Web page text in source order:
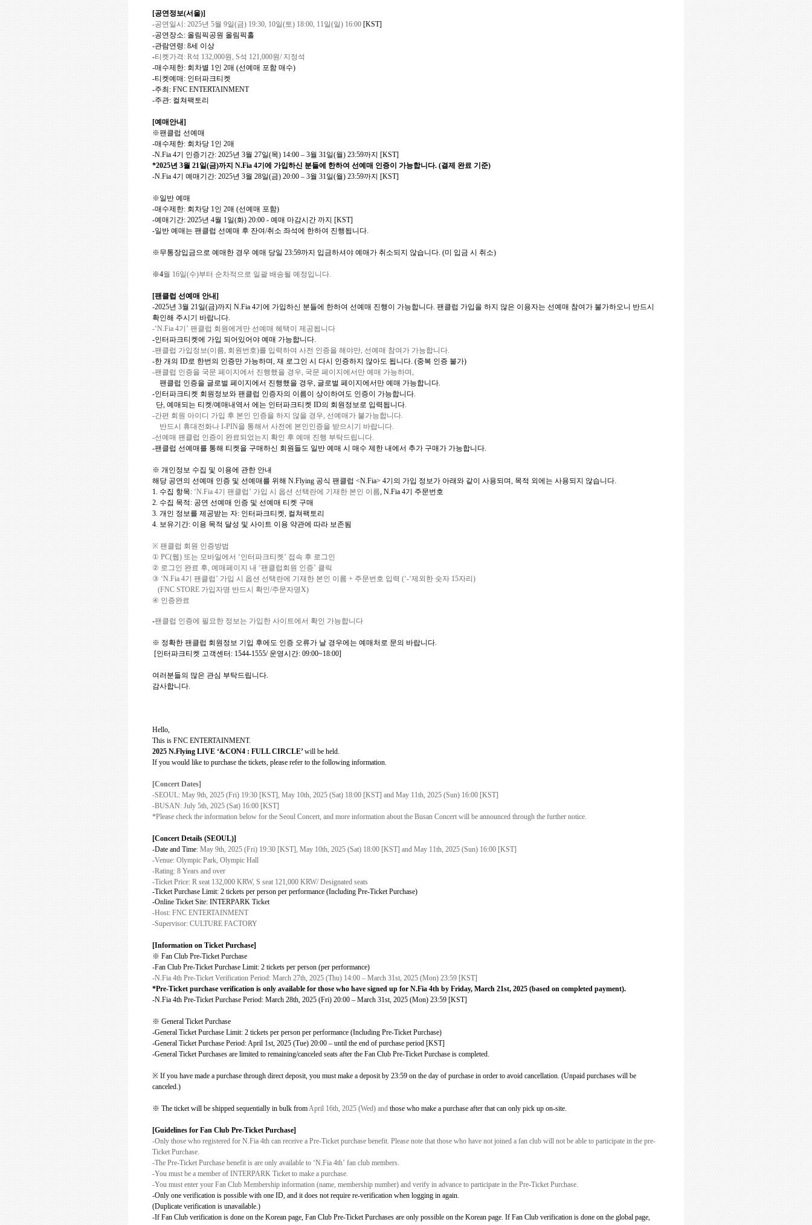
[공연정보(서울)]
-공연일시 : 2025년 5월 9일 (금) 19:30, 10일 (토) 18:00, 11일 (일 ) 16:00 [KST]
-공연장소: 올림픽공원 올림픽홀
-관람연령: 8세 이상
-티켓가격 : R석 132,000원, S석 121,000원/ 지정석
-매수제한: 회차별 1인 2매 (선예매 포함 매수)
-티켓예매 : 인터파크티켓
-주최 : FNC ENTERTAINMENT
-주관: 컬쳐팩토리
[예매안내]
※팬클럽 선예매
-매수제한: 회차당 1인 2매
-N.Fia 4기 인증기간: 2025년 3월 27일(목) 14:00 – 3월 31일(월) 23:59까지 [KST]
*2025년 3월 21일(금)까지 N.Fia 4기에 가입하신 분들에 한하여 선예매 인증이 가능합니다. (결제 완료 기준)
-N.Fia 4기 예매기간: 2025년 3월 28일(금) 20:00 – 3월 31일(월) 23:59까지 [KST]
※일반 예매
-매수제한: 회차당 1인 2매 (선예매 포함)
-예매기간: 2025년 4월 1일(화) 20:00 - 예매 마감시간 까지 [KST]
-일반 예매는 팬클럽 선예매 후 잔여/취소 좌석에 한하여 진행됩니다.
※무통장입금으로 예매한 경우 예매 당일 23:59까지 입금하셔야 예매가 취소되지 않습니다. (미 입금 시 취소)
※4월 16일 (수)부터 순차적으로 일괄 배송될 예정입니다.
[팬클럽 선예매 안내]
-2025년 3월 21일(금)까지 N.Fia 4기에 가입하신 분들에 한하여 선예매 진행이 가능합니다. 팬클럽 가입을 하지 않은 이용자는 선예매 참여가 불가하오니 반드시
확인해 주시기 바랍니다.
-‘N.Fia 4기 ’ 팬클럽 회원에게만 선예매 혜택이 제공됩니다
-인터파크티켓에 가입 되어있어야 예매 가능합니다.
-팬클럽 가입정보(이름, 회원번호)를 입력하여 사전 인증을 해야만, 선예매 참여가 가능합니다.
-한 개의 ID로 한번의 인증만 가능하며, 재 로그인 시 다시 인증하지 않아도 됩니다. (중복 인증 불가)
-팬클럽 인증을 국문 페이지에서 진행했을 경우, 국문 페이지에서만 예매 가능하며,
팬클럽 인증을 글로벌 페이지에서 진행했을 경우, 글로벌 페이지에서만 예매 가능합니다.
-인터파크티켓 회원정보와 팬클럽 인증자의 이름이 상이하여도 인증이 가능합니다.
단, 예매되는 티켓/예매내역서 에는 인터파크티켓 ID의 회원정보로 입력됩니다.
-간편 회원 아이디 가입 후 본인 인증을 하지 않을 경우, 선예매가 불가능합니다.
반드시 휴대전화나 I-PIN을 통해서 사전에 본인인증을 받으시기 바랍니다.
-선예매 팬클럽 인증이 완료되었는지 확인 후 예매 진행 부탁드립니다.
-팬클럽 선예매를 통해 티켓을 구매하신 회원들도 일반 예매 시 매수 제한 내에서 추가 구매가 가능합니다.
※ 개인정보 수집 및 이용에 관한 안내
해당 공연의 선예매 인증 및 선예매를 위해 N.Flying 공식 팬클럽 <N.Fia> 4기의 가입 정보가 아래와 같이 사용되며, 목적 외에는 사용되지 않습니다.
1. 수집 항목: ‘N.Fia 4기 팬클럽 ’ 가입 시 옵션 선택란에 기재한 본인 이름, N.Fia 4기 주문번호
2. 수집 목적 : 공연 선예매 인증 및 선예매 티켓 구매
3. 개인 정보를 제공받는 자: 인터파크티켓, 컬쳐팩토리
4. 보유기간: 이용 목적 달성 및 사이트 이용 약관에 따라 보존됨
※ 팬클럽 회원 인증방법
① PC(웹) 또는 모바일에서 ‘인터파크티켓’ 접속 후 로그인
② 로그인 완료 후, 예매페이지 내 ‘팬클럽회원 인증’ 클릭
③ ‘N.Fia 4기 팬클럽 ’ 가입 시 옵션 선택란에 기재한 본인 이름 + 주문번호 입력 (‘-‘제외한 숫자 15자리 )
(FNC STORE 가입자명 반드시 확인/주문자명X)
④ 인증완료
-팬클럽 인증에 필요한 정보는 가입한 사이트에서 확인 가능합니다
※ 정확한 팬클럽 회원정보 기입 후에도 인증 오류가 날 경우에는 예매처로 문의 바랍니다.
[인터파크티켓 고객센터 : 1544-1555/ 운영시간: 09:00~18:00]
여러분들의 많은 관심 부탁드립니다.
감사합니다.
Hello,
This is FNC ENTERTAINMENT.
2025 N.Flying LIVE ‘&CON4 : FULL CIRCLE’ will be held.
If you would like to purchase the tickets, please refer to the following information.
[Concert Dates]
-SEOUL: May 9th, 2025 (Fri) 19:30 [KST], May 10th, 2025 (Sat) 18:00 [KST] and May 11th, 2025 (Sun) 16:00 [KST]
-BUSAN: July 5th, 2025 (Sat) 16:00 [KST]
*Please check the information below for the Seoul Concert, and more information about the Busan Concert will be announced through the further notice.
[Concert Details (SEOUL)]
-Date and Time: May 9th, 2025 (Fri) 19:30 [KST], May 10th, 2025 (Sat) 18:00 [KST] and May 11th, 2025 (Sun) 16:00 [KST]
-Venue: Olympic Park, Olympic Hall
-Rating: 8 Years and over
-Ticket Price: R seat 132,000 KRW, S seat 121,000 KRW/ Designated seats
-Ticket Purchase Limit: 2 tickets per person per performance (Including Pre-Ticket Purchase)
-Online Ticket Site: INTERPARK Ticket
-Host: FNC ENTERTAINMENT
-Supervisor: CULTURE FACTORY
[Information on Ticket Purchase]
※ Fan Club Pre-Ticket Purchase
-Fan Club Pre-Ticket Purchase Limit: 2 tickets per person (per performance)
-N.Fia 4th Pre-Ticket Verification Period: March 27th, 2025 (Thu) 14:00 – March 31st, 2025 (Mon) 23:59 [KST]
*Pre-Ticket purchase verification is only available for those who have signed up for N.Fia 4th by Friday, March 21st, 2025 (based on completed payment).
-N.Fia 4th Pre-Ticket Purchase Period: March 28th, 2025 (Fri) 20:00 – March 31st, 2025 (Mon) 23:59 [KST]
※ General Ticket Purchase
-General Ticket Purchase Limit: 2 tickets per person per performance (Including Pre-Ticket Purchase)
-General Ticket Purchase Period: April 1st, 2025 (Tue) 20:00 – until the end of purchase period [KST]
-General Ticket Purchases are limited to remaining/canceled seats after the Fan Club Pre-Ticket Purchase is completed.
※ If you have made a purchase through direct deposit, you must make a deposit by 23:59 on the day of purchase in order to avoid cancellation. (Unpaid purchases will be
canceled.)
※ The ticket will be shipped sequentially in bulk fromApril 16th, 2025 (Wed) and those who make a purchase after that can only pick up on-site.
[Guidelines for Fan Club Pre-Ticket Purchase]
-Only those who registered for N.Fia 4th can receive a Pre-Ticket purchase benefit. Please note that those who have not joined a fan club will not be able to participate in the pre-
Ticket Purchase.
-The Pre-Ticket Purchase benefit is are only available to ‘N.Fia 4th’ fan club members.
-You must be a member of INTERPARK Ticket to make a purchase.
-You must enter your Fan Club Membership information (name, membership number) and verify in advance to participate in the Pre-Ticket Purchase.
-Only one verification is possible with one ID, and it does not require re-verification when logging in again.
(Duplicate verification is unavailable.)
-If Fan Club verification is done on the Korean page, Fan Club Pre-Ticket Purchases are only possible on the Korean page. If Fan Club verification is done on the global page,